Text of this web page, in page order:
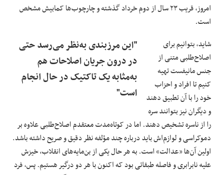
امروز، قریب ۲۳ سال از دوم خرداد گذشته و چارچوب‌ها کمابیش مشخص
است.
"این مرزبندی به‌نظر می‌رسد حتی
در درون جریان اصلاحات هم
به‌مثابه یک تاکتیک در حال انجام
است"
شاید، بتوانیم برای
اصلاح‌طلبی متنی از
جنس مانیفست تهیه
کنیم تا افراد و احزاب
خود را با آن تطبیق دهند
و دیگران نیز بتوانند سره
را از ناسره تشخیص دهند. اما در کوتاه‌مدت معتقدم اصلاح‌طلبی علاوه بر
دموکراسی و لوازم‌اش باید درباره چند مؤلفه نظر دقیق و صریح داشته باشد.
اولین آن‌ها «عدالت» است. به هر حال یکی از بن‌مایه‌های انقلاب، خیزش
علیه نابرابری و فاصله طبقاتی بود که اکنون با هر دو درگیر هستیم. پس، فرد